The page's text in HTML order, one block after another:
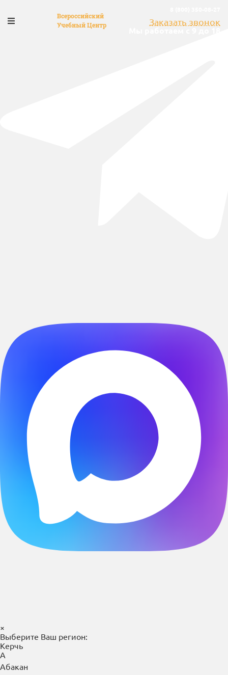
Всероссийский
Учебный Центр
Заказать звонок
×
Выберите Ваш регион:
Керчь
А
Абакан